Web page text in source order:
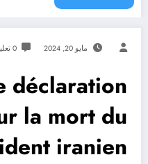
مايو 20, 2024 0 تعليقات
déclaration
la mort du
iranien